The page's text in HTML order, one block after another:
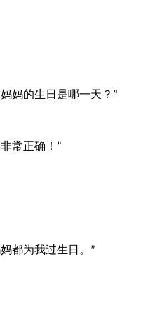
妈的生日是哪一天？ ”
常正确！ ”
都为我过生日。 ”